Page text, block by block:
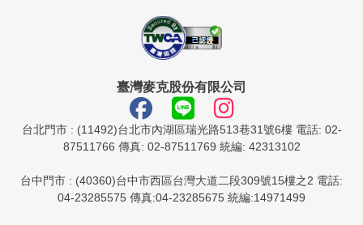
臺灣麥克股份有限公司
台北門市 : (11492)台北市內湖區瑞光路513巷31號6樓 電話: 02-
87511766 傳真: 02-87511769 統編: 42313102
台中門市 : (40360)台中市西區台灣大道二段309號15樓之2 電話:
04-23285575 傳真:04-23285675 統編:14971499